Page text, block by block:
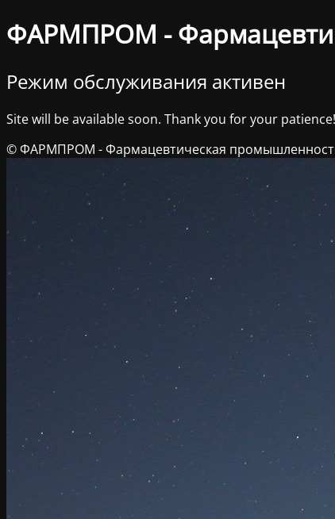
ФАРМПРОМ -
Режим обслуживания активен
Site will be available soon. Thank you for your patience!
© ФАРМПРОМ - Фармацевтическая